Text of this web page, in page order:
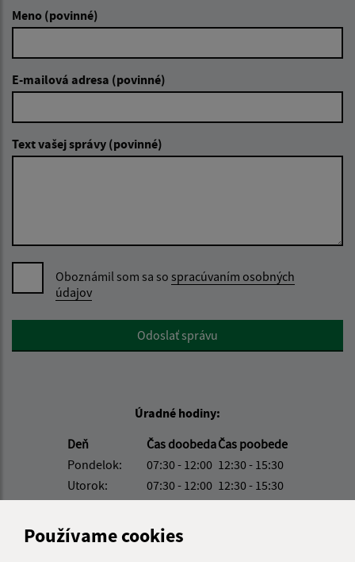
Používame cookies
Meno (povinné)
E-mailová adresa (povinné)
Text vašej správy (povinné)
Oboznámil som sa so spracúvaním osobných
údajov
Google reCaptcha ResponseOdoslať správu
Úradné hodiny:
Deň
Čas doobedaČas poobede
Pondelok:
07:30 - 12:00 12:30 - 15:30
Utorok:
07:30 - 12:00 12:30 - 15:30
Štvrtok:
nestránkový deň
Piatok:
07:30 - 12:00